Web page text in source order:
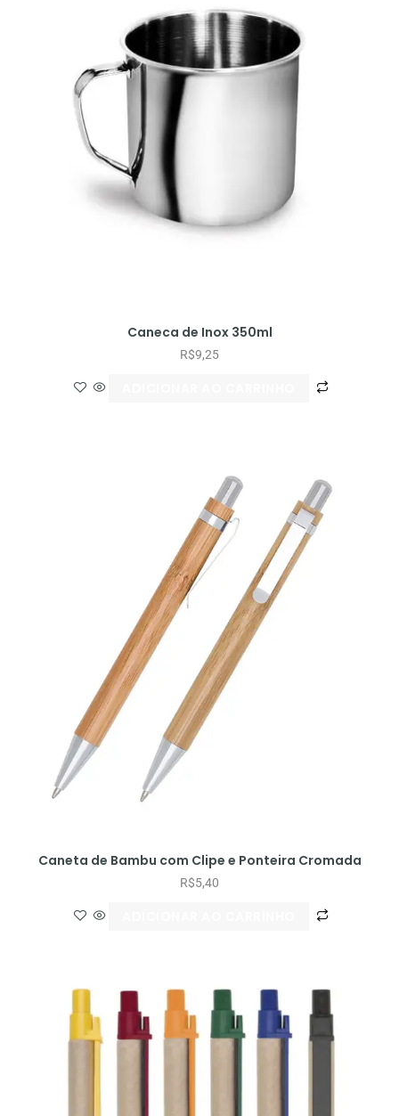
Caneca de Inox 350ml
R$9,25
Caneta de Bambu com Clipe e Ponteira Cromada
R$5,40